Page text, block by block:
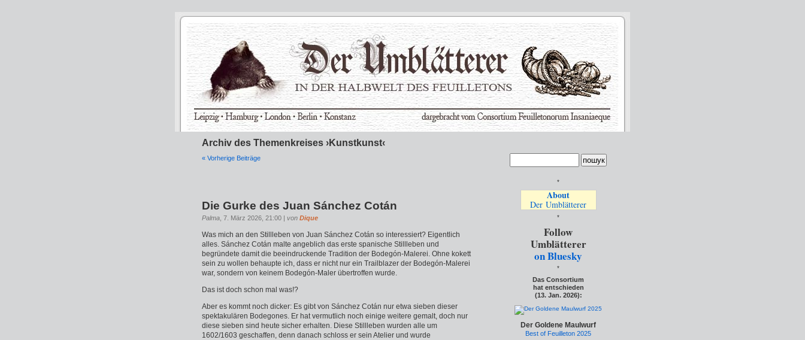
Archiv des Themenkreises ›Kunstkunst‹
« Vorherige Beiträge
Die Gurke des Juan Sánchez Cotán
Palma , 7. März 2026, 21:00 | von Dique
Was mich an den Stillleben von Juan Sánchez Cotán so interessiert? Eigentlich
alles. Sánchez Cotán malte angeblich das erste spanische Stillleben und
begründete damit die beeindruckende Tradition der Bodegón-Malerei. Ohne kokett
sein zu wollen behaupte ich, dass er nicht nur ein Trailblazer der Bodegón-Malerei
war, sondern von keinem Bodegón-Maler übertroffen wurde.
Das ist doch schon mal was!?
Aber es kommt noch dicker: Es gibt von Sánchez Cotán nur etwa sieben dieser
spektakulären Bodegones. Er hat vermutlich noch einige weitere gemalt, doch nur
diese sieben sind heute sicher erhalten. Diese Stillleben wurden alle um
1602/1603 geschaffen, denn danach schloss er sein Atelier und wurde
*
About
Der Umblätterer
*
Follow
Umblätterer
on Bluesky
*
Das Consortium
hat entschieden
(13. Jan. 2026):
Der Goldene Maulwurf
Best of Feuilleton 2025